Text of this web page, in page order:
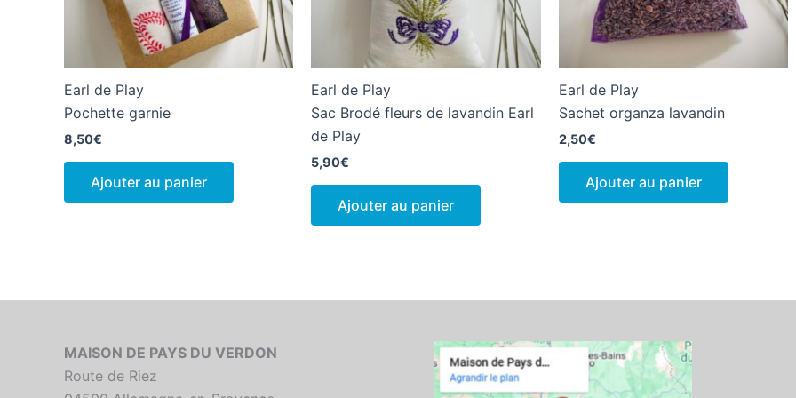
Earl de Play
Pochette garnie
8,50€
Ajouter au panier
Earl de Play
Sac Brodé fleurs de lavandin Earl
de Play
5,90€
Ajouter au panier
Earl de Play
Sachet organza lavandin
2,50€
Ajouter au panier
MAISON DE PAYS DU VERDON
Route de Riez